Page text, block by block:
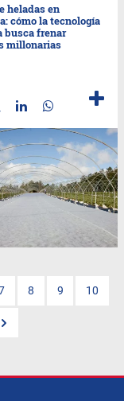
heladas en
cómo la tecnología
busca frenar
millonarias
8 9 10